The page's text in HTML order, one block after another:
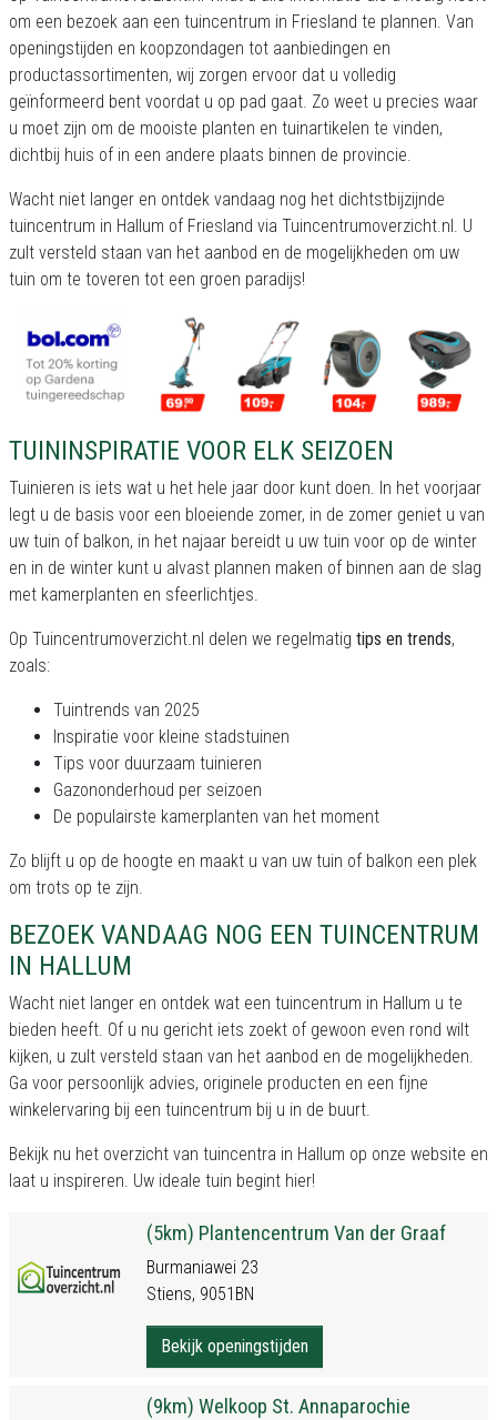
om een bezoek aan een tuincentrum in Friesland te plannen. Van
openingstijden en koopzondagen tot aanbiedingen en
productassortimenten, wij zorgen ervoor dat u volledig
geïnformeerd bent voordat u op pad gaat. Zo weet u precies waar
u moet zijn om de mooiste planten en tuinartikelen te vinden,
dichtbij huis of in een andere plaats binnen de provincie.
Wacht niet langer en ontdek vandaag nog het dichtstbijzijnde
tuincentrum in Hallum of Friesland via Tuincentrumoverzicht.nl. U
zult versteld staan van het aanbod en de mogelijkheden om uw
tuin om te toveren tot een groen paradijs!
TUININSPIRATIE VOOR ELK SEIZOEN
Tuinieren is iets wat u het hele jaar door kunt doen. In het voorjaar
legt u de basis voor een bloeiende zomer, in de zomer geniet u van
uw tuin of balkon, in het najaar bereidt u uw tuin voor op de winter
en in de winter kunt u alvast plannen maken of binnen aan de slag
met kamerplanten en sfeerlichtjes.
Op Tuincentrumoverzicht.nl delen we regelmatig tips en trends,
zoals:
Tuintrends van 2025
Inspiratie voor kleine stadstuinen
Tips voor duurzaam tuinieren
Gazononderhoud per seizoen
De populairste kamerplanten van het moment
Zo blijft u op de hoogte en maakt u van uw tuin of balkon een plek
om trots op te zijn.
BEZOEK VANDAAG NOG EEN TUINCENTRUM
IN HALLUM
Wacht niet langer en ontdek wat een tuincentrum in Hallum u te
bieden heeft. Of u nu gericht iets zoekt of gewoon even rond wilt
kijken, u zult versteld staan van het aanbod en de mogelijkheden.
Ga voor persoonlijk advies, originele producten en een fijne
winkelervaring bij een tuincentrum bij u in de buurt.
Bekijk nu het overzicht van tuincentra in Hallum op onze website en
laat u inspireren. Uw ideale tuin begint hier!
(5km) Plantencentrum Van der Graaf
Burmaniawei 23
Stiens, 9051BN
Bekijk openingstijden
(9km) Welkoop St. Annaparochie